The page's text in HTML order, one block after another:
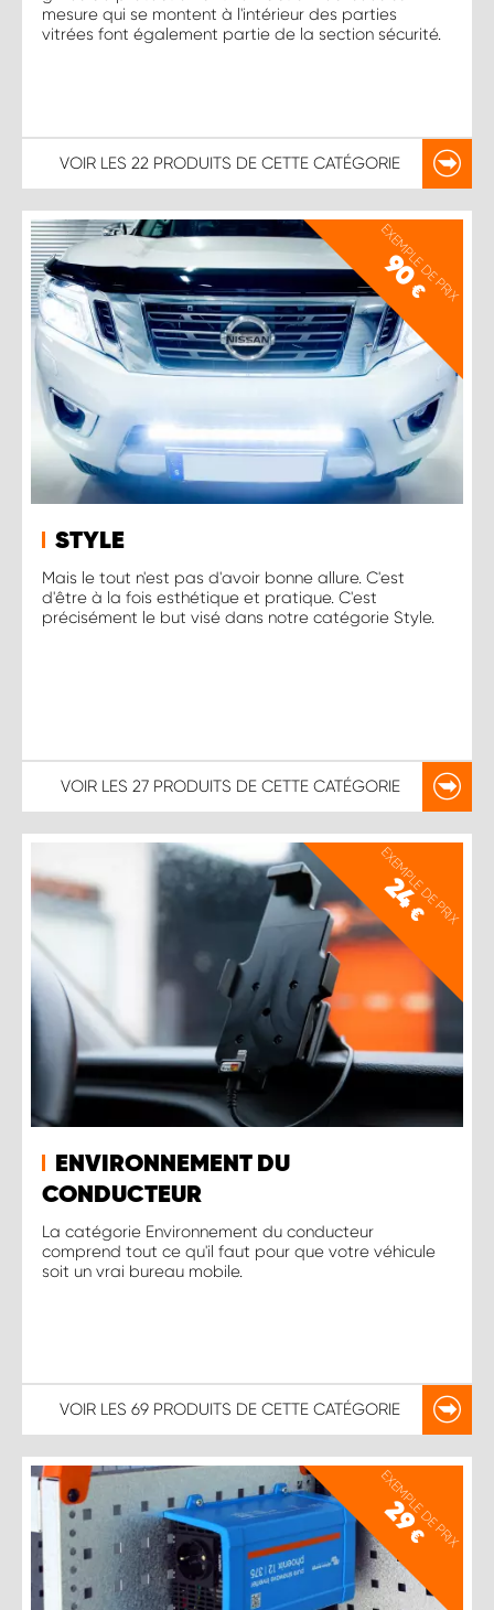
mesure qui se montent à l'intérieur des parties
vitrées font également partie de la section sécurité.
VOIR LES 22 PRODUITS DE CETTE CATÉGORIE
EXEMPLE DE PRIX
90
€
STYLE
Mais le tout n'est pas d'avoir bonne allure. C'est
d'être à la fois esthétique et pratique. C'est
précisément le but visé dans notre catégorie Style.
VOIR LES 27 PRODUITS DE CETTE CATÉGORIE
EXEMPLE DE PRIX
24
€
ENVIRONNEMENT DU
CONDUCTEUR
La catégorie Environnement du conducteur
comprend tout ce qu'il faut pour que votre véhicule
soit un vrai bureau mobile.
VOIR LES 69 PRODUITS DE CETTE CATÉGORIE
EXEMPLE DE PRIX
29
€